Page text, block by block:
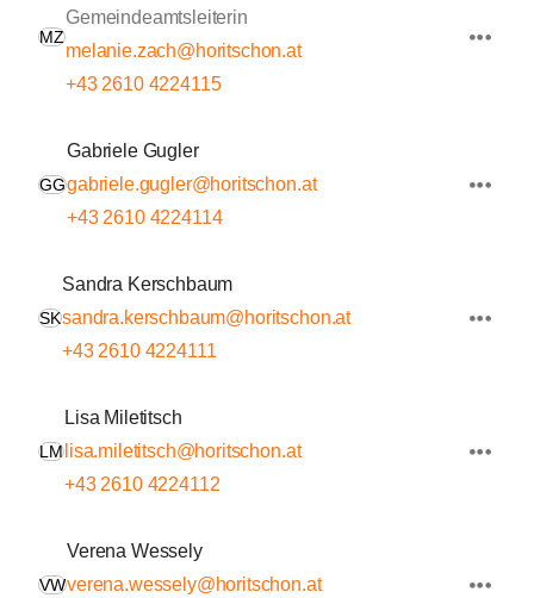
MZ
Gemeindeamtsleiterin
melanie.zach@horitschon.at
+43 2610 4224115
GG
Gabriele Gugler
gabriele.gugler@horitschon.at
+43 2610 4224114
SK
Sandra Kerschbaum
sandra.kerschbaum@horitschon.at
+43 2610 4224111
LM
Lisa Miletitsch
lisa.miletitsch@horitschon.at
+43 2610 4224112
VW
Verena Wessely
verena.wessely@horitschon.at